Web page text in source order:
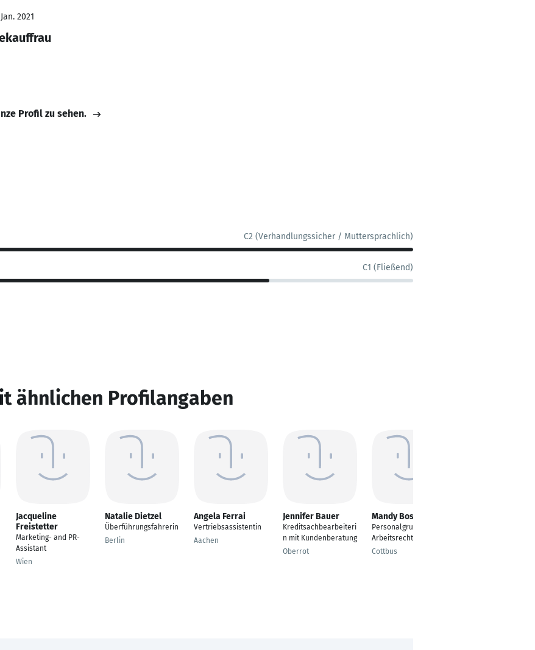
2021
Profil zu sehen.
C2 (Verhandlungssicher / Muttersprachlich)
C1 (Fließend)
ähnlichen Profilangaben
Jacqueline
Freistetter
Marketing- and PR-
Assistant
Wien
Natalie Dietzel
Überführungsfahrerin
Berlin
Angela Ferrai
Vertriebsassistentin
Aachen
Jennifer Bauer
Kreditsachbearbeiteri
n mit Kundenberatung
Oberrot
Mandy Boschan
Personalgrundsätze/
Arbeitsrecht
Cottbus